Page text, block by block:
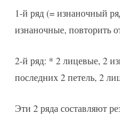
1-й ряд (= изнаночный
изнаночные, повторить
2-й ряд: * 2 лицевые, 2
последних 2 петель, 2
Эти 2 ряда составляют